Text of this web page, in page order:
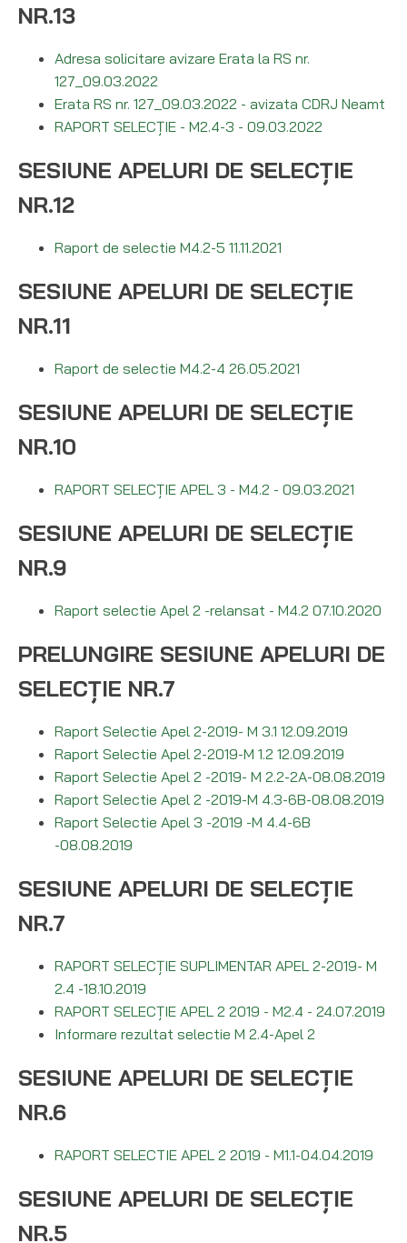
NR.13
Adresa solicitare avizare Erata la RS nr.
127_09.03.2022
Erata RS nr. 127_09.03.2022 - avizata CDRJ Neamt
RAPORT SELECȚIE - M2.4-3 - 09.03.2022
SESIUNE APELURI DE SELECȚIE
NR.12
Raport de selectie M4.2-5 11.11.2021
SESIUNE APELURI DE SELECȚIE
NR.11
Raport de selectie M4.2-4 26.05.2021
SESIUNE APELURI DE SELECȚIE
NR.10
RAPORT SELECȚIE APEL 3 - M4.2 - 09.03.2021
SESIUNE APELURI DE SELECȚIE
NR.9
Raport selectie Apel 2 -relansat - M4.2 07.10.2020
PRELUNGIRE SESIUNE APELURI DE
SELECȚIE NR.7
Raport Selectie Apel 2-2019- M 3.1 12.09.2019
Raport Selectie Apel 2-2019-M 1.2 12.09.2019
Raport Selectie Apel 2 -2019- M 2.2-2A-08.08.2019
Raport Selectie Apel 2 -2019-M 4.3-6B-08.08.2019
Raport Selectie Apel 3 -2019 -M 4.4-6B
-08.08.2019
SESIUNE APELURI DE SELECȚIE
NR.7
RAPORT SELECȚIE SUPLIMENTAR APEL 2-2019- M
2.4 -18.10.2019
RAPORT SELECȚIE APEL 2 2019 - M2.4 - 24.07.2019
Informare rezultat selectie M 2.4-Apel 2
SESIUNE APELURI DE SELECȚIE
NR.6
RAPORT SELECTIE APEL 2 2019 - M1.1-04.04.2019
SESIUNE APELURI DE SELECȚIE
NR.5